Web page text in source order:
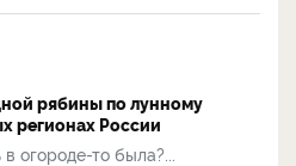
рябины по лунному
регионах России
огороде-то была?...